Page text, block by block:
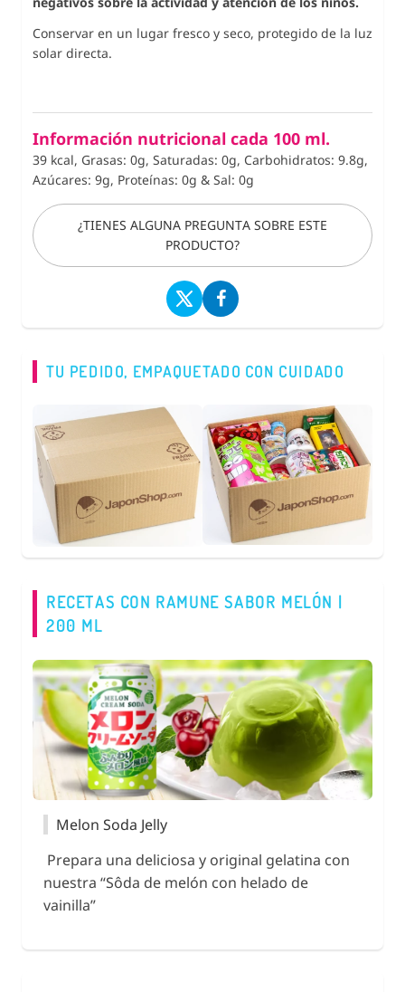
Conservar en un lugar fresco y seco, protegido de la luz
solar directa.
Información nutricional cada 100 ml.
39 kcal, Grasas: 0g, Saturadas: 0g, Carbohidratos: 9.8g,
Azúcares: 9g, Proteínas: 0g & Sal: 0g
¿TIENES ALGUNA PREGUNTA SOBRE ESTE
PRODUCTO?
TU PEDIDO, EMPAQUETADO CON CUIDADO
RECETAS CON RAMUNE SABOR MELÓN |
200 ML
Melon Soda Jelly
Prepara una deliciosa y original gelatina con
nuestra “Sôda de melón con helado de
vainilla”